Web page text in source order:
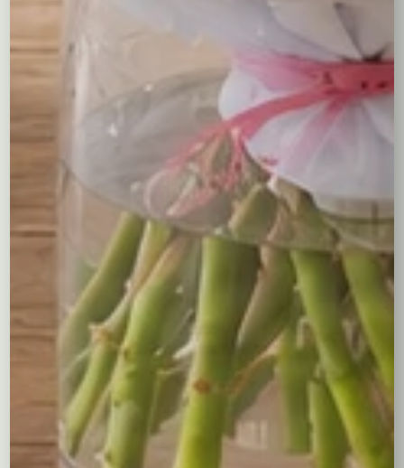
Święta
: Dodaj kolorów do świątecznych chwil dzięki
naszej pięknej kompozycji.
Podziękowanie
: Wyraź swoją wdzięczność w
najpiękniejszy możliwy sposób.
Pielęgnacja Bukietu:
: Regularnie zmieniaj wodę w
wazonie i dodawaj odżywki do kwiatów, aby
przedłużyć ich świeżość.
Unikaj Bezpośredniego Słońca : Ustaw bukiet w
miejscu, gdzie nie będzie narażony na
bezpośrednie promienie słoneczne.
Przycinanie Łodyg
: Co kilka dni przycinaj końcówki
łodyg pod kątem, aby kwiaty lepiej chłonęły wodę.
Zamów już teraz i spraw, aby każdy dzień był pełen
Bukiet “Paleta Barw”
to gwarancja uśmiechu i radości dla
każdej obdarowanej osoby. Dzięki naszej kwiaciarni